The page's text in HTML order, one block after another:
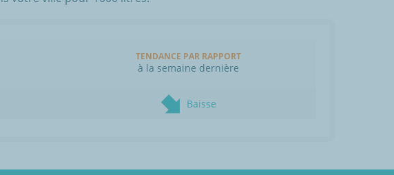
TENDANCE PAR RAPPORT
à la semaine dernière
Baisse